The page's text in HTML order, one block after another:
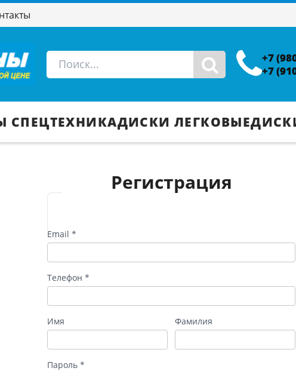
+7
+7
СПЕЦТЕХНИКАДИСКИ ЛЕГКОВЫЕ
Регистрация
Email *
Телефон *
Имя Фамилия
Пароль *